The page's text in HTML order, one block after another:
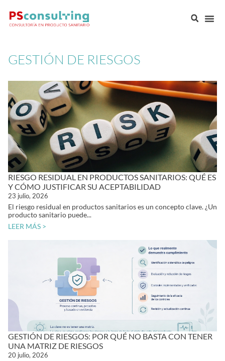
GESTIÓN DE RIESGOS
RIESGO RESIDUAL EN PRODUCTOS SANITARIOS: QUÉ ES
Y CÓMO JUSTIFICAR SU ACEPTABILIDAD
23 julio, 2026
El riesgo residual en productos sanitarios es un concepto clave. ¿Un
producto sanitario puede...
LEER MÁS >
GESTIÓN DE RIESGOS: POR QUÉ NO BASTA CON TENER
UNA MATRIZ DE RIESGOS
20 julio, 2026